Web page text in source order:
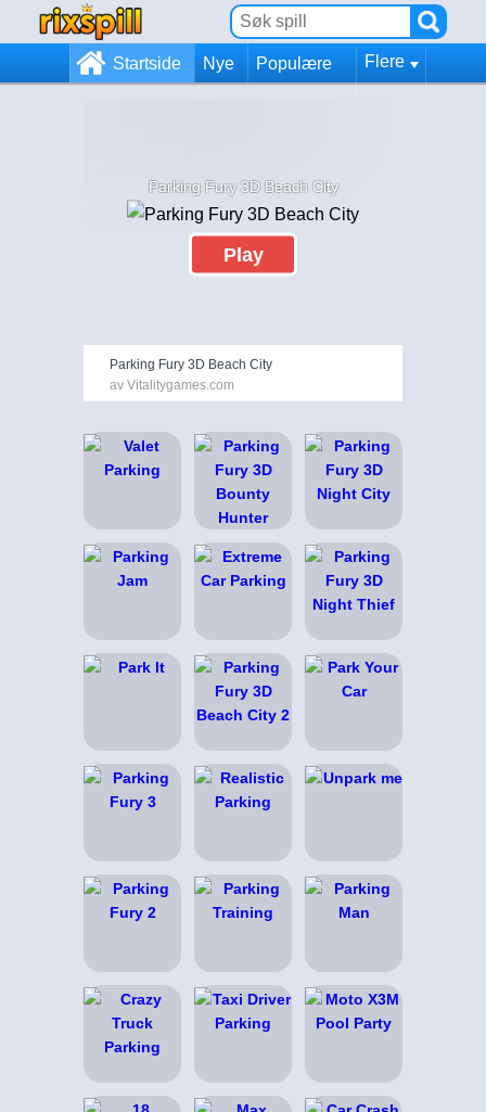
Startside Nye Populære Flere
Parking Fury 3D Beach City
Play
Parking Fury 3D Beach City
av Vitalitygames.com